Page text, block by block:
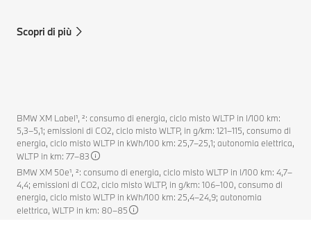
Scopri di più
BMW XM Label¹, ²: consumo di energia, ciclo misto WLTP in l/100 km:
5,3–5,1; emissioni di CO2, ciclo misto WLTP, in g/km: 121–115, consumo di
energia, ciclo misto WLTP in kWh/100 km: 25,7–25,1; autonomia elettrica,
WLTP in km: 77–83
BMW XM 50e¹, ²: consumo di energia, ciclo misto WLTP in l/100 km: 4,7–
4,4; emissioni di CO2, ciclo misto WLTP, in g/km: 106–100, consumo di
energia, ciclo misto WLTP in kWh/100 km: 25,4–24,9; autonomia
elettrica, WLTP in km: 80–85